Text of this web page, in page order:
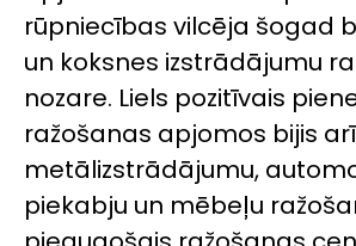
rūpniecības vilcēja šogad
un koksnes izstrādājumu
nozare. Liels pozitīvais
ražošanas apjomos bijis
metālizstrādājumu,
piekabju un mēbeļu